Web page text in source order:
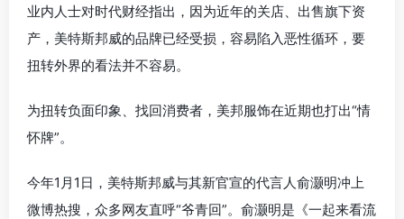
业内人士对时代财经指出，因为近年的关店、出售旗下资
产，美特斯邦威的品牌已经受损，容易陷入恶性循环，要
扭转外界的看法并不容易。
为扭转负面印象、找回消费者，美邦服饰在近期也打出“情
怀牌”。
今年1月1日，美特斯邦威与其新官宣的代言人俞灏明冲上
微博热搜，众多网友直呼“爷青回”。俞灏明是《一起来看流